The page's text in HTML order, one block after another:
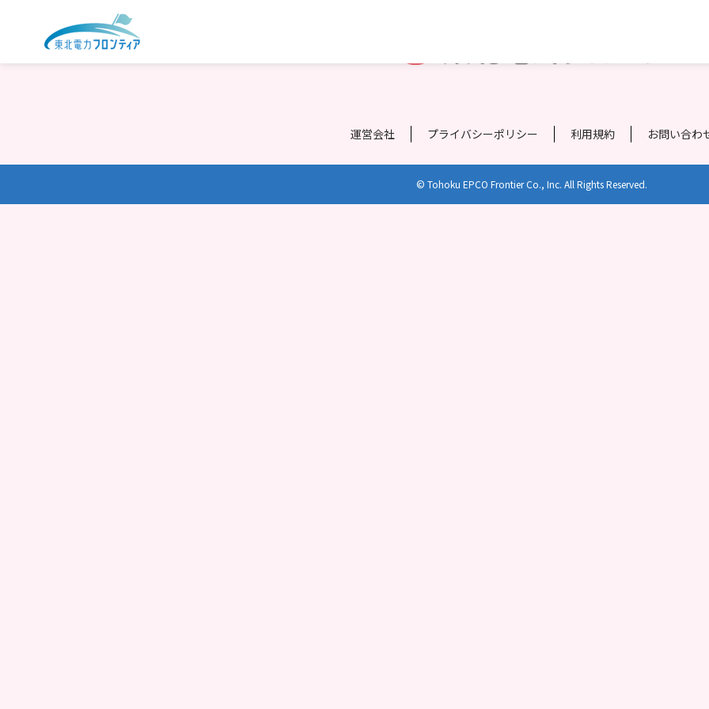
運営会社 プライバシーポリシー 利用規約 お問い合わ
© Tohoku EPCO Frontier Co., Inc. All Rights Reserved.